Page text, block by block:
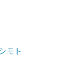
モト